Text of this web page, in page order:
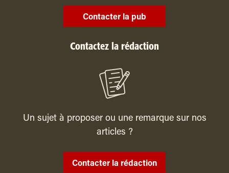
Contacter la pub
Contactez la rédaction
Un sujet à proposer ou une remarque sur nos
articles ?
Contacter la rédaction